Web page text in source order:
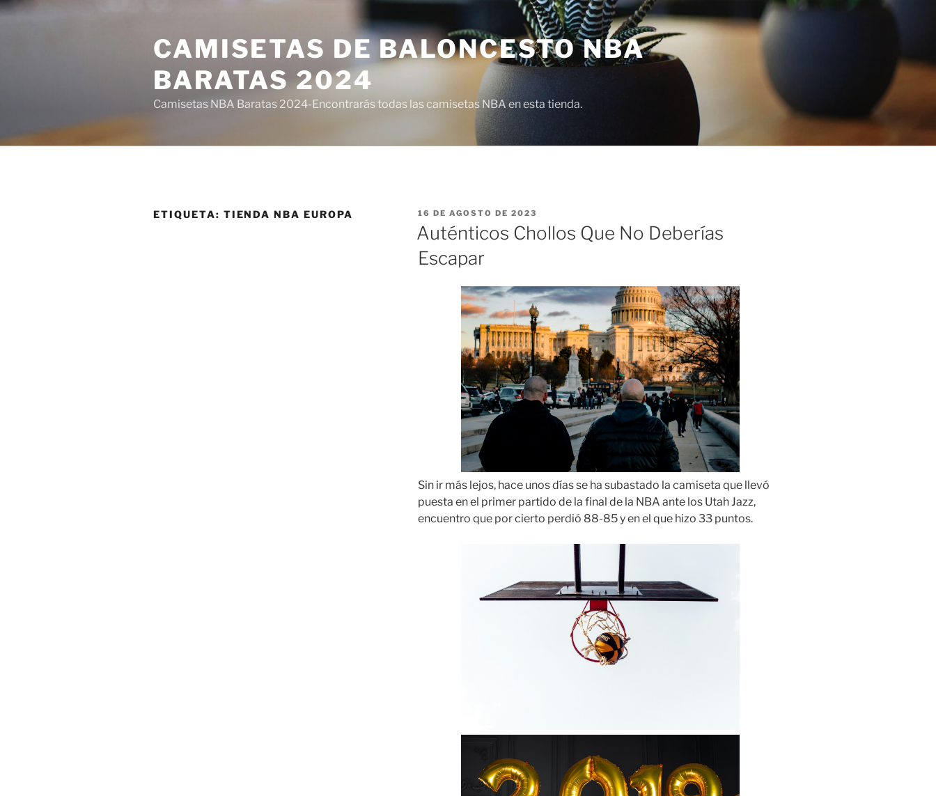
Saltar
CAMISETAS DE BALONCESTO NBA
BARATAS 2024
Camisetas NBA Baratas 2024-Encontrarás todas las camisetas NBA en esta tienda.
ETIQUETA: TIENDA NBA EUROPA
PUBLICADO
EL
16 DE AGOSTO DE 2023
Auténticos Chollos Que No Deberías
Escapar
Sin ir más lejos, hace unos días se ha subastado la camiseta que llevó
puesta en el primer partido de la final de la NBA ante los Utah Jazz,
encuentro que por cierto perdió 88-85 y en el que hizo 33 puntos.